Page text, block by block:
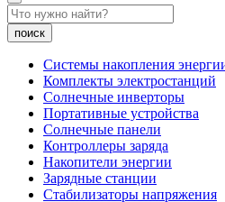
поиск
Системы накопления
Комплекты электростанций
Солнечные инверторы
Портативные устройства
Солнечные панели
Контроллеры заряда
Накопители энергии
Зарядные станции
Стабилизаторы напряжения